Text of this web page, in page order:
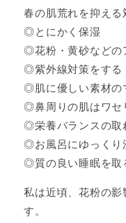
春の肌荒れを抑える
◎とにかく保湿
◎花粉・黄砂などの
◎紫外線対策をする
◎肌に優しい素材の
◎鼻周りの肌はワセ
◎栄養バランスの取
◎お風呂にゆっくり
◎質の良い睡眠を取
私は近頃、花粉の影
す。